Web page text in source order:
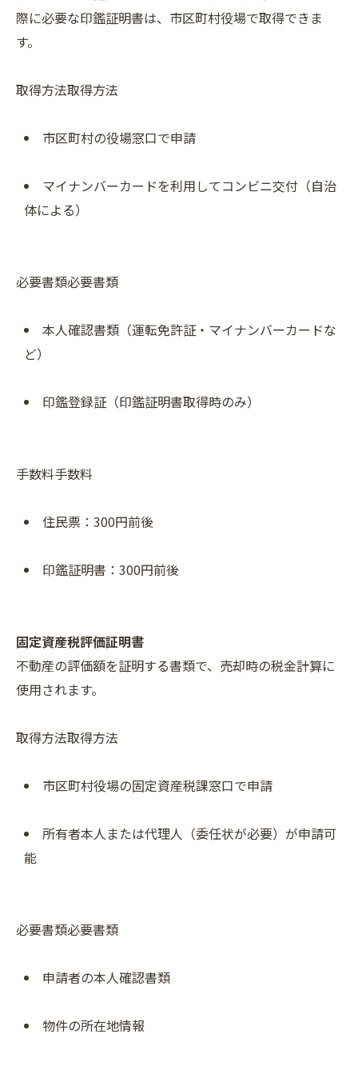
際に必要な印鑑証明書は、市区町村役場で取得できま
す。
取得方法取得方法
市区町村の役場窓口で申請
マイナンバーカードを利用してコンビニ交付（自治
体による）
必要書類必要書類
本人確認書類（運転免許証・マイナンバーカードな
ど）
印鑑登録証（印鑑証明書取得時のみ）
手数料手数料
住民票：300円前後
印鑑証明書：300円前後
固定資産税評価証明書
不動産の評価額を証明する書類で、売却時の税金計算に
使用されます。
取得方法取得方法
市区町村役場の固定資産税課窓口で申請
所有者本人または代理人（委任状が必要）が申請可
能
必要書類必要書類
申請者の本人確認書類
物件の所在地情報